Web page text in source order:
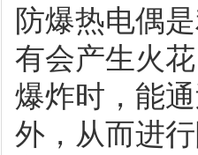
防爆热电偶
有会产生火
爆炸时，能
外，从而进